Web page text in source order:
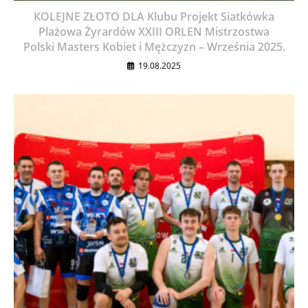
KOLEJNE ZŁOTO DLA Klubu Projekt Siatkówka
Plażowa Żyrardów XXIII ORLEN Mistrzostwa
Polski Masters Kobiet i Mężczyzn – Września 2025.
19.08.2025